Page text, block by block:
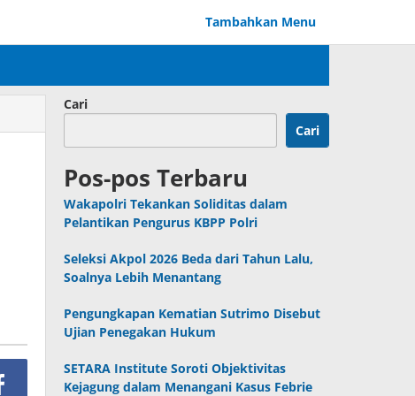
Tambahkan Menu
Cari
Cari
Pos-pos Terbaru
Wakapolri Tekankan Soliditas dalam
Pelantikan Pengurus KBPP Polri
Seleksi Akpol 2026 Beda dari Tahun Lalu,
Soalnya Lebih Menantang
Pengungkapan Kematian Sutrimo Disebut
Ujian Penegakan Hukum
SETARA Institute Soroti Objektivitas
Kejagung dalam Menangani Kasus Febrie